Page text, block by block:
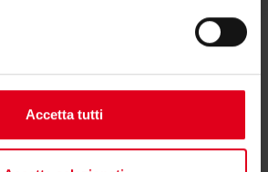
Accetta tutti
supporto per R173?